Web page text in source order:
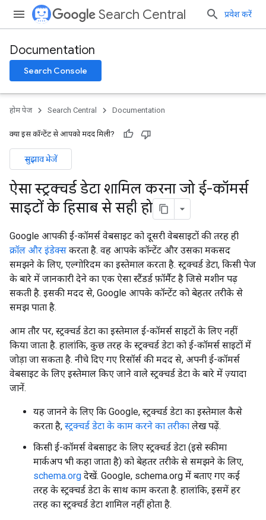
Search Central प्रवेश करें
Documentation
Search Console
होम पेज Search Central Documentation
क्या इस कॉन्टेंट से आपको मदद मिली?
सुझाव भेजें
ऐसा स्ट्रक्चर्ड डेटा शामिल करना जो ई-कॉमर्स
साइटों के हिसाब से सही हो
Google आपकी ई-कॉमर्स वेबसाइट को दूसरी वेबसाइटों की तरह ही
क्रॉल और इंडेक्स करता है. वह आपके कॉन्टेंट और उसका मकसद
समझने के लिए, एल्गोरिदम का इस्तेमाल करता है. स्ट्रक्चर्ड डेटा, किसी पेज
के बारे में जानकारी देने का एक ऐसा स्टैंडर्ड फ़ॉर्मैट है जिसे मशीन पढ़
सकती है. इसकी मदद से, Google आपके कॉन्टेंट को बेहतर तरीके से
समझ पाता है.
आम तौर पर, स्ट्रक्चर्ड डेटा का इस्तेमाल ई-कॉमर्स साइटों के लिए नहीं
किया जाता है. हालांकि, कुछ तरह के स्ट्रक्चर्ड डेटा को ई-कॉमर्स साइटों में
जोड़ा जा सकता है. नीचे दिए गए रिसॉर्स की मदद से, अपनी ई-कॉमर्स
वेबसाइट के लिए इस्तेमाल किए जाने वाले स्ट्रक्चर्ड डेटा के बारे में ज़्यादा
जानें.
यह जानने के लिए कि Google, स्ट्रक्चर्ड डेटा का इस्तेमाल कैसे
करता है, स्ट्रक्चर्ड डेटा के काम करने का तरीका लेख पढ़ें.
किसी ई-कॉमर्स वेबसाइट के लिए स्ट्रक्चर्ड डेटा (इसे स्कीमा
मार्कअप भी कहा जाता है) को बेहतर तरीके से समझने के लिए,
schema.org देखें. Google, schema.org में बताए गए कई
तरह के स्ट्रक्चर्ड डेटा के साथ काम करता है. हालांकि, इसमें हर
तरह का स्ट्रक्चर्ड डेटा शामिल नहीं होता है.